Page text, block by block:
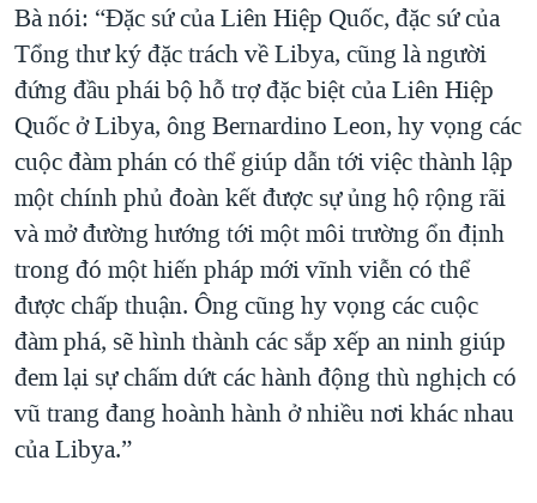
Bà nói: “Đặc sứ của Liên Hiệp Quốc, đặc sứ của
Tổng thư ký đặc trách về Libya, cũng là người
đứng đầu phái bộ hỗ trợ đặc biệt của Liên Hiệp
Quốc ở Libya, ông Bernardino Leon, hy vọng các
cuộc đàm phán có thể giúp dẫn tới việc thành lập
một chính phủ đoàn kết được sự ủng hộ rộng rãi
và mở đường hướng tới một môi trường ổn định
trong đó một hiến pháp mới vĩnh viễn có thể
được chấp thuận. Ông cũng hy vọng các cuộc
đàm phá, sẽ hình thành các sắp xếp an ninh giúp
đem lại sự chấm dứt các hành động thù nghịch có
vũ trang đang hoành hành ở nhiều nơi khác nhau
của Libya.”